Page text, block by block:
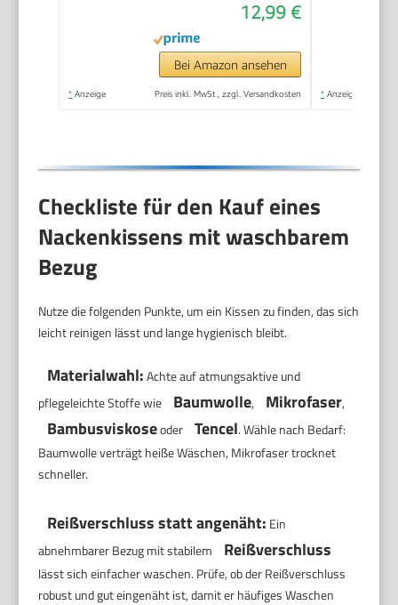
Nackenhörnchen
Erwachsene für
Reisen, Camping,
Büro und Haus
12,99 €
Bei Amazon ansehen
* Anzeige Preis inkl. MwSt., zzgl. Versandkosten * Anzeige
Checkliste für den Kauf eines
Nackenkissens mit waschbarem
Bezug
Nutze die folgenden Punkte, um ein Kissen zu finden, das sich
leicht reinigen lässt und lange hygienisch bleibt.
Materialwahl:Achte auf atmungsaktive und
pflegeleichte Stoffe wie
Baumwolle, Mikrofaser,
Bambusviskoseoder Tencel. Wähle nach Bedarf:
Baumwolle verträgt heiße Wäschen, Mikrofaser trocknet
schneller.
Reißverschluss statt angenäht: Ein
abnehmbarer Bezug mit stabilem
Reißverschluss
lässt sich einfacher waschen. Prüfe, ob der Reißverschluss
robust und gut eingenäht ist, damit er häufiges Waschen